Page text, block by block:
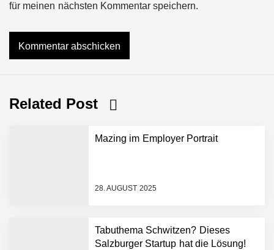
für meinen nächsten Kommentar speichern.
Related Post
Mazing im Employer Portrait
28. AUGUST 2025
Tabuthema Schwitzen? Dieses
Salzburger Startup hat die Lösung!